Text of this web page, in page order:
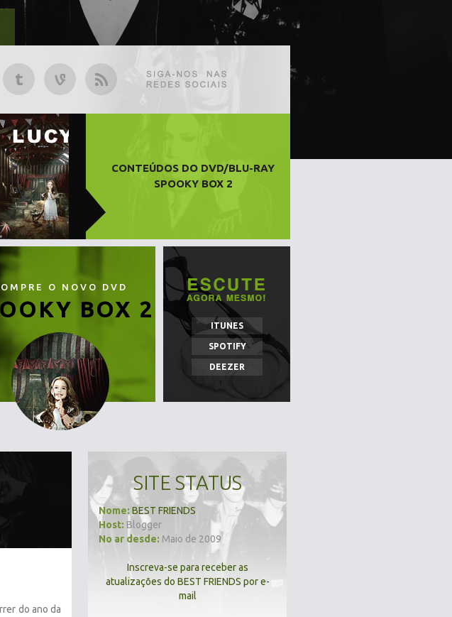
CONTEÚDOS DO DVD/BLU-RAY
SPOOKY BOX 2
O NOVO DVD
BOX 2
ITUNES
SPOTIFY
DEEZER
do ano da
SITE STATUS
Nome: BEST FRIENDS
Host: Blogger
No ar desde: Maio de 2009
Inscreva-se para receber as
atualizações do BEST FRIENDS por e-
mail